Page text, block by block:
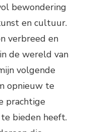
bewondering
en cultuur.
verbreed en
de wereld van
volgende
opnieuw te
prachtige
bieden heeft.